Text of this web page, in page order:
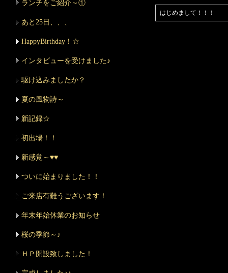
はじめまして！！！
ランチをご紹介～①
あと25日、、、
HappyBirthday！☆
インタビューを受けました♪
駆け込みましたか？
夏の風物詩～
新記録☆
初出場！！
新感覚～♥♥
ついに始まりました！！
ご来店有難うございます！
年末年始休業のお知らせ
桜の季節～♪
ＨＰ開設致しました！